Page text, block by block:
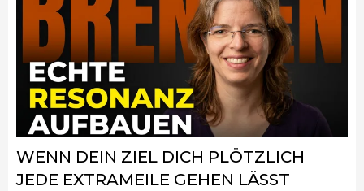
WENN DEIN ZIEL DICH PLÖTZLICH
JEDE EXTRAMEILE GEHEN LÄSST